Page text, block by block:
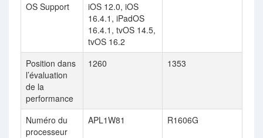
OS Support
iOS 12.0, iOS
16.4.1, iPadOS
16.4.1, tvOS 14.5,
tvOS 16.2
Position dans
l’évaluation
de la
performance
1260 1353
Numéro du
processeur
APL1W81 R1606G